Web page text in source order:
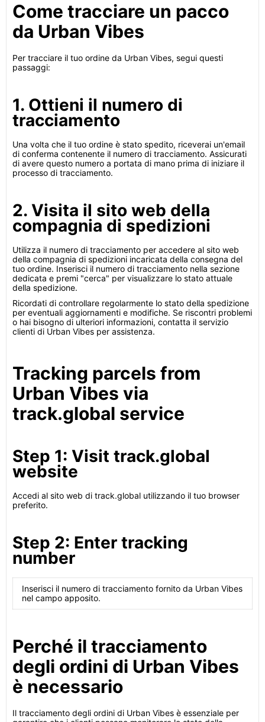
Come tracciare un pacco
da Urban Vibes
Per tracciare il tuo ordine da Urban Vibes, segui questi
passaggi:
1. Ottieni il numero di
tracciamento
Una volta che il tuo ordine è stato spedito, riceverai un'email
di conferma contenente il numero di tracciamento. Assicurati
di avere questo numero a portata di mano prima di iniziare il
processo di tracciamento.
2. Visita il sito web della
compagnia di spedizioni
Utilizza il numero di tracciamento per accedere al sito web
della compagnia di spedizioni incaricata della consegna del
tuo ordine. Inserisci il numero di tracciamento nella sezione
dedicata e premi "cerca" per visualizzare lo stato attuale
della spedizione.
Ricordati di controllare regolarmente lo stato della spedizione
per eventuali aggiornamenti e modifiche. Se riscontri problemi
o hai bisogno di ulteriori informazioni, contatta il servizio
clienti di Urban Vibes per assistenza.
Tracking parcels from
Urban Vibes via
track.global service
Step 1: Visit track.global
website
Accedi al sito web di track.global utilizzando il tuo browser
preferito.
Step 2: Enter tracking
number
Inserisci il numero di tracciamento fornito da Urban Vibes
nel campo apposito.
Perché il tracciamento
degli ordini di Urban Vibes
è necessario
Il tracciamento degli ordini di Urban Vibes è essenziale per